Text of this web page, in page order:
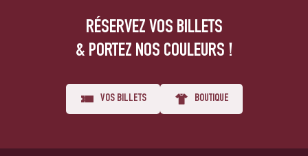
RÉSERVEZ VOS BILLETS
& PORTEZ NOS COULEURS !
VOS BILLETS BOUTIQUE